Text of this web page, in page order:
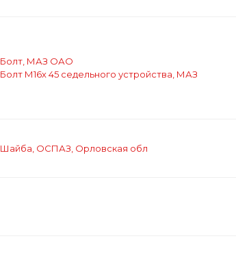
Болт, МАЗ ОАО
Болт М16х 45 седельного устройства, МАЗ
Шайба, ОСПАЗ, Орловская обл